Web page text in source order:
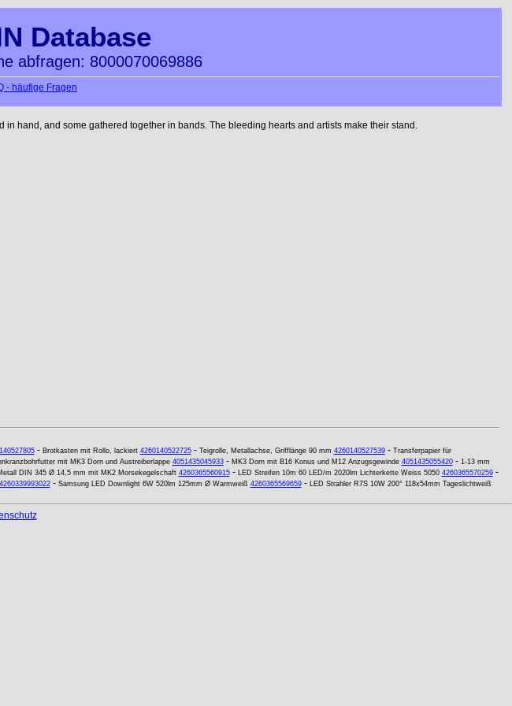
Database
abfragen: 8000070069886
- häufige Fragen
hand, and some gathered together in bands. The bleeding hearts and artists make their stand.
- Brotkasten mit Rollo, lackiert 4260140522725- Teigrolle, Metallachse, Grifflänge 90 mm 4260140527539- Transferpapier für
mit MK3 Dorn und Austreiberlappe 4051435045933- MK3 Dorn mit B16 Konus und M12 Anzugsgewinde 4051435055420- 1-13 mm
DIN 345 Ø 14,5 mm mit MK2 Morsekegelschaft 4260365560915- LED Streifen 10m 60 LED/m 2020lm Lichterkette Weiss 5050 4260365570259-
4260339993022- Samsung LED Downlight 6W 520lm 125mm Ø Warmweiß 4260365569659- LED Strahler R7S 10W 200° 118x54mm Tageslichtweiß